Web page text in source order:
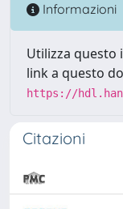
Informazioni
Utilizza questo
link a questo
https://
Citazioni